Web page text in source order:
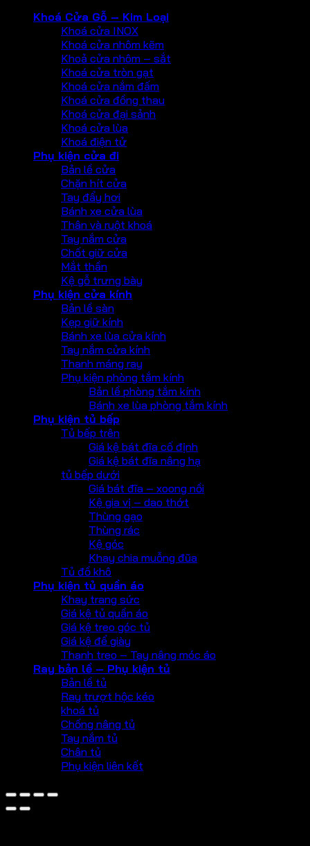
Khoá Cửa Gỗ – Kim Loại
Khoá cửa INOX
Khoá cửa nhôm kẽm
Khoả cửa nhôm – sắt
Khoá cửa tròn gạt
Khoá cửa nắm đấm
Khoá cửa đồng thau
Khoá cửa đại sảnh
Khoá cửa lùa
Khoá điện tử
Phụ kiện cửa đi
Bản lề cửa
Chặn hít cửa
Tay đẩy hơi
Bánh xe cửa lùa
Thân và ruột khoá
Tay nắm cửa
Chốt giữ cửa
Mắt thần
Kệ gỗ trưng bày
Phụ kiện cửa kính
Bản lề sàn
Kẹp giữ kính
Bánh xe lùa cửa kính
Tay nắm cửa kính
Thanh máng ray
Phụ kiện phòng tắm kính
Bản lề phòng tắm kính
Bánh xe lùa phòng tắm kính
Phụ kiện tủ bếp
Tủ bếp trên
Giá kệ bát đĩa cố định
Giá kệ bát đĩa nâng hạ
tủ bếp dưới
Giá bát đĩa – xoong nồi
Kệ gia vị – dao thớt
Thùng gạo
Thùng rác
Kệ góc
Khay chia muỗng đũa
Tủ đồ khô
Phụ kiện tủ quần áo
Khay trang sức
Giá kệ tủ quần áo
Giá kệ treo góc tủ
Giá kệ để giày
Thanh treo – Tay nâng móc áo
Ray bản lề – Phụ kiện tủ
Bản lề tủ
Ray trượt hộc kéo
khoá tủ
Chống nâng tủ
Tay nắm tủ
Chân tủ
Phụ kiện liên kết